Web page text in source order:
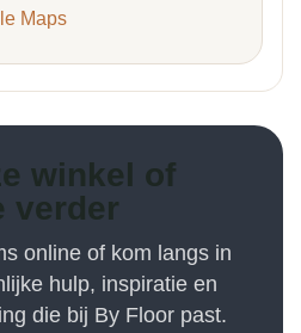
Maps
winkel of
verder
online of kom langs in
hulp, inspiratie en
die bij By Floor past.